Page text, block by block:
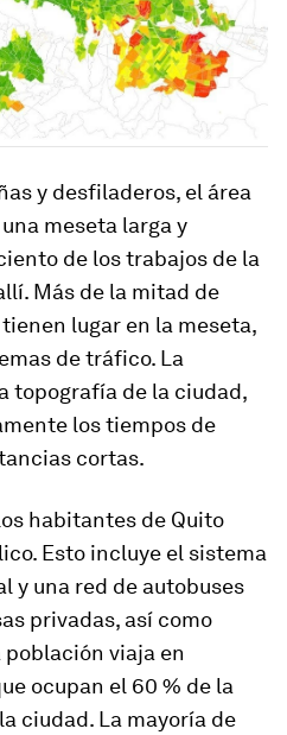
y desfiladeros, el área
meseta larga y
de los trabajos de la
Más de la mitad de
lugar en la meseta,
de tráfico. La
topografía de la ciudad,
los tiempos de
cortas.
habitantes de Quito
Esto incluye el sistema
y una red de autobuses
privadas, así como
población viaja en
ocupan el 60 % de la
ciudad. La mayoría de